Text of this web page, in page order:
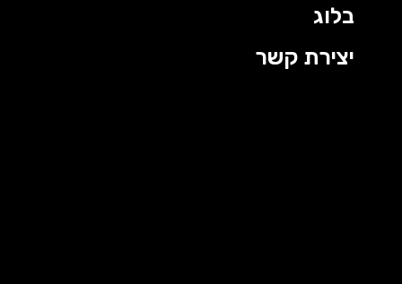
בלוג
יצירת קשר